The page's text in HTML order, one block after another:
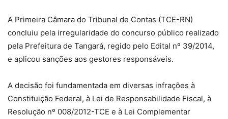
A Primeira Câmara do Tribunal de Contas (TCE-RN)
concluiu pela irregularidade do concurso público realizado
pela Prefeitura de Tangará, regido pelo Edital nº 39/2014,
e aplicou sanções aos gestores responsáveis.
A decisão foi fundamentada em diversas infrações à
Constituição Federal, à Lei de Responsabilidade Fiscal, à
Resolução nº 008/2012-TCE e à Lei Complementar